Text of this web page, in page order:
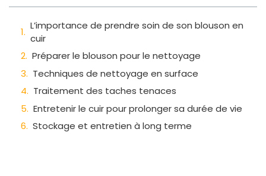
L’importance de prendre soin de son blouson en
cuir
Préparer le blouson pour le nettoyage
Techniques de nettoyage en surface
Traitement des taches tenaces
Entretenir le cuir pour prolonger sa durée de vie
Stockage et entretien à long terme